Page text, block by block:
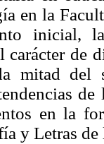
en la
inicial,
carácter de
mitad
en la
y Letras